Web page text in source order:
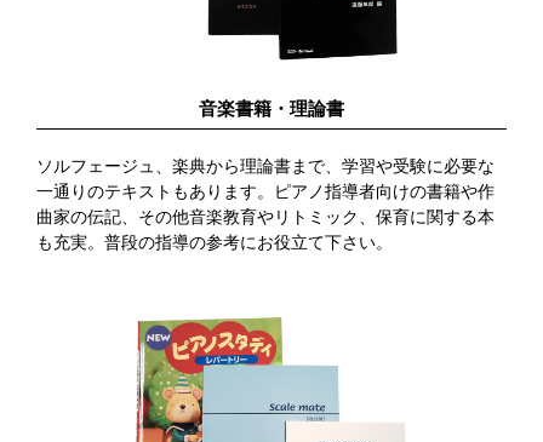
音楽書籍・理論書
ソルフェージュ、楽典から理論書まで、学習や受験に必要な
一通りのテキストもあります。ピアノ指導者向けの書籍や作
曲家の伝記、その他音楽教育やリトミック、保育に関する本
も充実。普段の指導の参考にお役立て下さい。